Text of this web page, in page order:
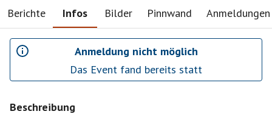
Berichte Infos Bilder Pinnwand Anmeldungen
Anmeldung nicht möglich
Das Event fand bereits statt
Beschreibung